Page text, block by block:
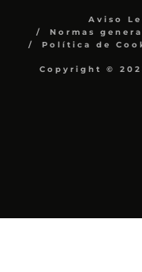
Aviso
Normas
Política de
Copyright ©